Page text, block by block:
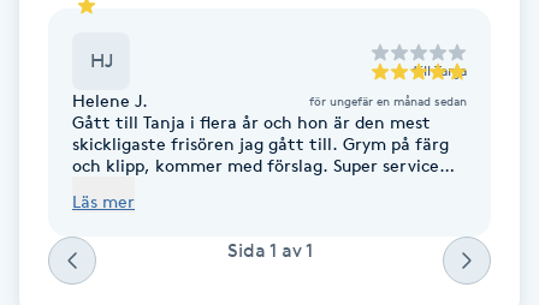
Fotvård
Fransar
Fransfärgning
HJ till Tanja
Helene J. för ungefär en månad sedan
Gått till Tanja i flera år och hon är den mest
skickligaste frisören jag gått till. Grym på färg
och klipp, kommer med förslag. Super service
alltid så nöjd där ifrån! 🫶🙌💕💕💕
Läs mer
Sida 1 av1